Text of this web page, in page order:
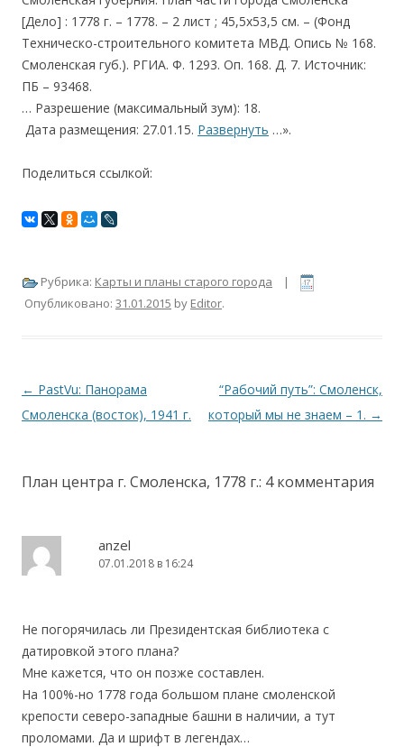
[Дело] : 1778 г. – 1778. – 2 лист ; 45,5х53,5 см. – (Фонд
Техническо-строительного комитета МВД. Опись № 168.
Смоленская губ.). РГИА. Ф. 1293. Оп. 168. Д. 7. Источник:
ПБ – 93468.
… Разрешение (максимальный зум): 18.
Дата размещения: 27.01.15. Развернуть …».
Поделиться ссылкой:
Рубрика: Карты и планы старого города |
Опубликовано: 31.01.2015 by Editor.
Навигация по записям
← PastVu: Панорама
Смоленска (восток), 1941 г.
“Рабочий путь”: Смоленск,
который мы не знаем – 1. →
План центра г. Смоленска, 1778 г.: 4 комментария
anzel
07.01.2018 в 16:24
Не погорячилась ли Президентская библиотека с
датировкой этого плана?
Мне кажется, что он позже составлен.
На 100%-но 1778 года большом плане смоленской
крепости северо-западные башни в наличии, а тут
проломами. Да и шрифт в легендах…